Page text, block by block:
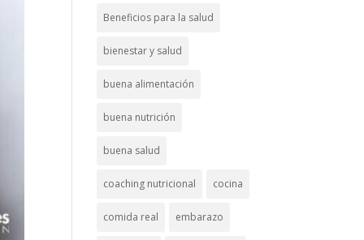
Beneficios para la salud
bienestar y salud
buena alimentación
buena nutrición
buena salud
coaching nutricional cocina
comida real embarazo